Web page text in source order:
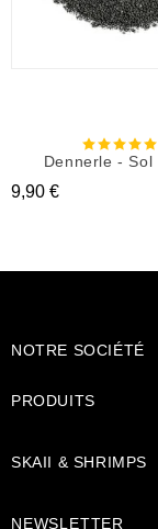
Dennerle - Sol
Prix
9,90 €
NOTRE SOCIÉTÉ
PRODUITS
SKAII & SHRIMPS
NEWSLETTER